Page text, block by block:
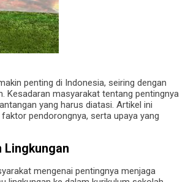
penting di Indonesia, seiring dengan
Kesadaran masyarakat tentang pentingnya
yang harus diatasi. Artikel ini
pendorongnya, serta upaya yang
Lingkungan
mengenai pentingnya menjaga